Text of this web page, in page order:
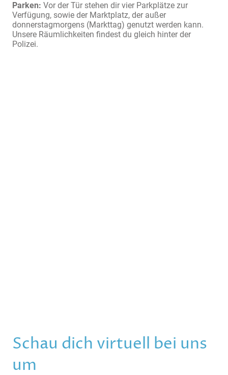
Parken: Vor der Tür stehen dir vier Parkplätze zur
Verfügung, sowie der Marktplatz, der außer
donnerstagmorgens (Markttag) genutzt werden kann.
Unsere Räumlichkeiten findest du gleich hinter der
Polizei.
Schau dich virtuell bei uns
um